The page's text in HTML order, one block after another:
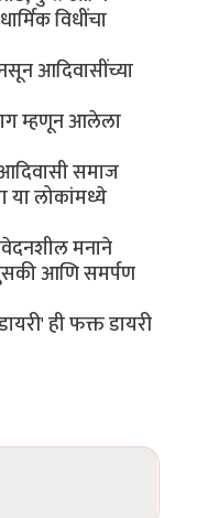
विधींचा
आदिवासींच्या
म्हणून आलेला
समाज
या लोकांमध्ये
मनाने
आणि समर्पण
ही फक्त डायरी